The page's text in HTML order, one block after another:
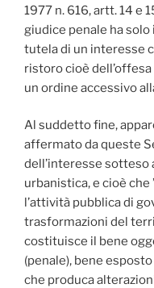
1977 n. 616, artt. 14 e
giudice penale ha
tutela di un interesse
ristoro cioè
un ordine accessivo
Al suddetto fine,
affermato da queste
dell’interesse sotteso
urbanistica, e cioè che
l’attività pubblica di
trasformazioni del
costituisce il bene
(penale), bene
che produca